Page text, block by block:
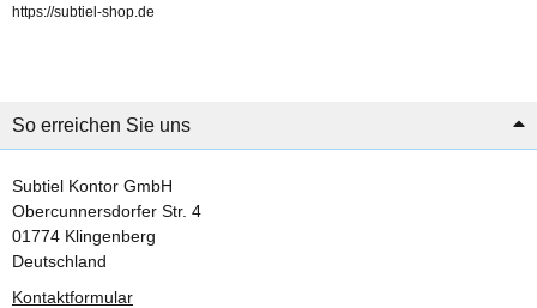
https://subtiel-shop.de
So erreichen Sie uns
Subtiel Kontor GmbH
Obercunnersdorfer Str. 4
01774 Klingenberg
Deutschland
Kontaktformular